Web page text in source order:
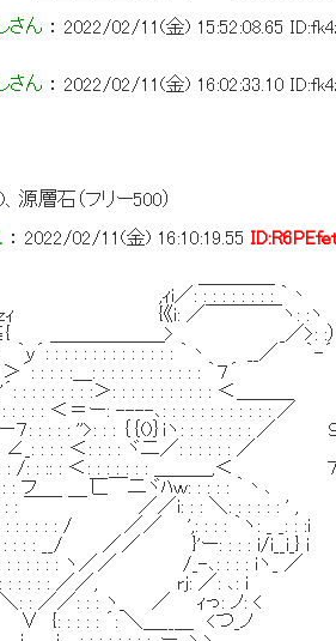
さん ：2022/02/11(金) 15:52:08.65
さん ：2022/02/11(金) 16:02:33.10
源層石（フリー500）
：2022/02/11(金) 16:10:19.55
: : : : : : : ｀丶
／￣￣￣￣ヽ: :ヽ
＿＿＿＿> _／>: :
: : : : : : : : : : : : : ｀丶 __／ ｀-´
:＿: : : : : : : : : : : : ｀７´
: : : : : : :＞: : : : : : : : : : : ＜＿＿＿
: ＜＝ー: ----､: : : : : : : : : : : : ／
: : : : : ''>: : : ｛｛()｝iヽ: : : : : : : : ／
: : : ＜: : : : ヾ二／: : : : : : ／
: : /: : :: : ＜: : : : : : : ＿＿＿,＜ ７
: : フ 匸￣二ヾﾊｗ: : : : : ｀丶､
￣ ￣ ／／i: : : ＼: : : : : : ' ,
: : / ／／ ',: : : : ｀ヽ: _ _: : :i
__/ ／／ }'ー: : : : i/i__i_} i ９
: : ヽ／／ /_-､: : : : iヽ_ ／
: ／／, rj: ／: ､: i
: : ヽ_ ／ ｨっ: ノ: <
＼＿__＿ <つ_ノ